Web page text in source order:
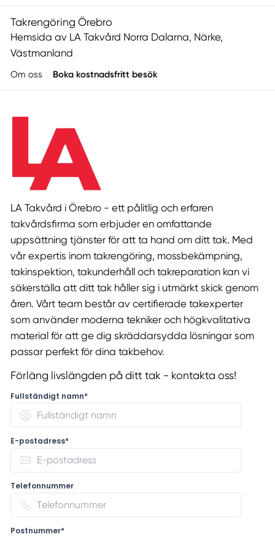
Takrengöring Örebro
Hemsida av LA Takvård Norra Dalarna, Närke,
Västmanland
Om oss Boka kostnadsfritt besök
LA Takvård i Örebro - ett pålitlig och erfaren
takvårdsfirma som erbjuder en omfattande
uppsättning tjänster för att ta hand om ditt tak. Med
vår expertis inom takrengöring, mossbekämpning,
takinspektion, takunderhåll och takreparation kan vi
säkerställa att ditt tak håller sig i utmärkt skick genom
åren. Vårt team består av certifierade takexperter
som använder moderna tekniker och högkvalitativa
material för att ge dig skräddarsydda lösningar som
passar perfekt för dina takbehov.
Förläng livslängden på ditt tak - kontakta oss!
Fullständigt namn*
E-postadress*
Telefonnummer
Postnummer*